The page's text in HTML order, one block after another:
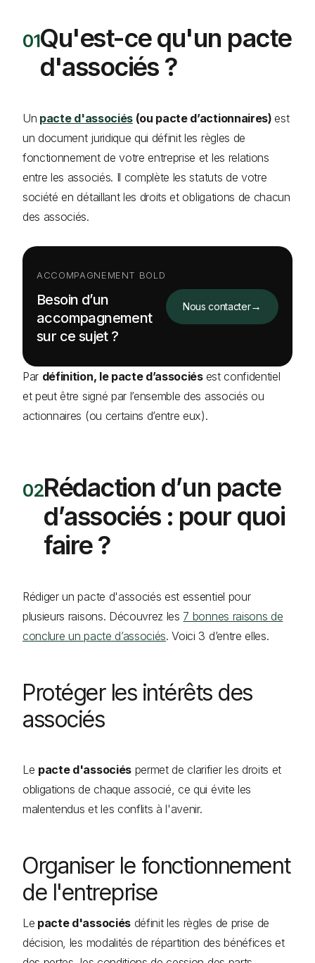
Qu'est-ce qu'un pacte
d'associés ?
Un pacte d'associés(ou pacte d’actionnaires)est
un document juridique qui définit les règles de
fonctionnement de votre entreprise et les relations
entre les associés. Il complète les statuts de votre
société en détaillant les droits et obligations de chacun
des associés.
ACCOMPAGNEMENT BOLD
Besoin d’un
accompagnement
sur ce sujet ?
Nous contacter→
Par définition, le pacte d’associés est confidentiel
et peut être signé par l’ensemble des associés ou
actionnaires (ou certains d’entre eux).
Rédaction d’un pacte
d’associés : pour quoi
faire ?
Rédiger un pacte d'associés est essentiel pour
plusieurs raisons. Découvrez les 7 bonnes raisons de
conclure un pacte d’associés. Voici 3 d’entre elles.
Protéger les intérêts des
associés
Le pacte d'associéspermet de clarifier les droits et
obligations de chaque associé, ce qui évite les
malentendus et les conflits à l'avenir.
Organiser le fonctionnement
de l'entreprise
Le pacte d'associésdéfinit les règles de prise de
décision, les modalités de répartition des bénéfices et